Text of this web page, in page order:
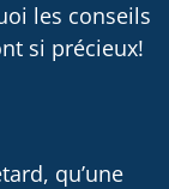
les conseils
si précieux!
qu’une